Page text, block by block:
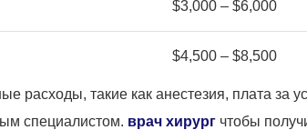
$3,000 – $6,000
$4,500 – $8,500
расходы, такие как анестезия, плата за
специалистом. врач хирург чтобы